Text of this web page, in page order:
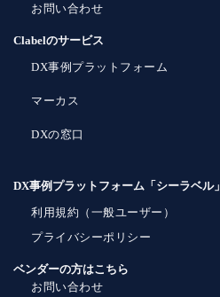
お問い合わせ
Clabelのサービス
DX事例プラットフォーム
マーカス
DXの窓口
DX事例プラットフォーム「シーラベル」
利用規約（一般ユーザー）
プライバシーポリシー
ベンダーの方はこちら
お問い合わせ